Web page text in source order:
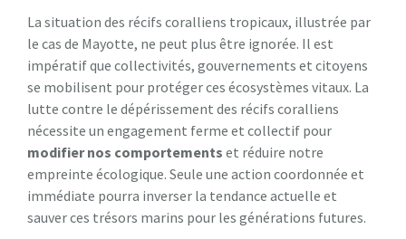
La situation des récifs coralliens tropicaux, illustrée par
le cas de Mayotte, ne peut plus être ignorée. Il est
impératif que collectivités, gouvernements et citoyens
se mobilisent pour protéger ces écosystèmes vitaux. La
lutte contre le dépérissement des récifs coralliens
nécessite un engagement ferme et collectif pour
modifier nos comportements et réduire notre
empreinte écologique. Seule une action coordonnée et
immédiate pourra inverser la tendance actuelle et
sauver ces trésors marins pour les générations futures.